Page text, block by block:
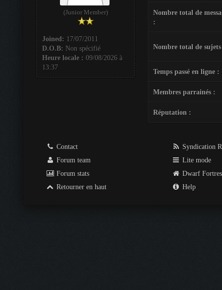
(Junior Member)
Joined: 17/07/2011
D.O.B: Non spécifié
Heure locale : 09/08/2026 à
13:37
Nombre total de
:
Nombre total de
Temps passé en ligne :
Membres parrainés :
Réputation :
Contact
Forum team
Forum stats
Retourner en haut
Syndication
Lite mode
Dwarf
Help